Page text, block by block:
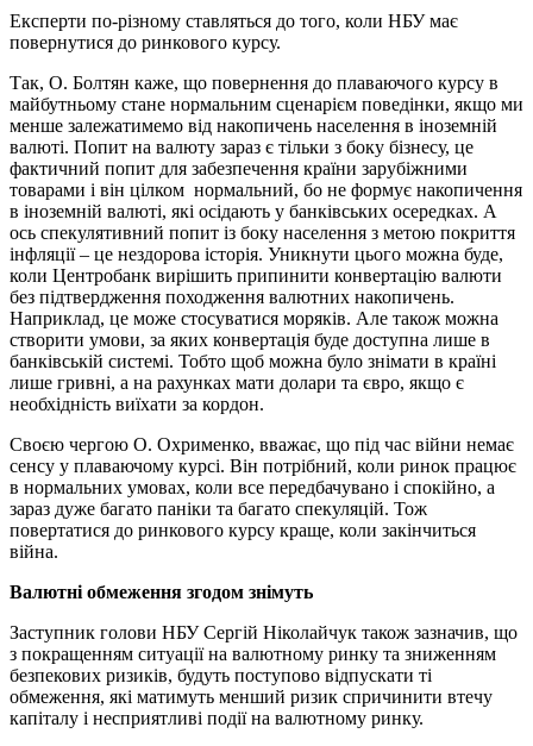
Експерти по-різному ставляться до того, коли НБУ має
повернутися до ринкового курсу.
Так, О. Болтян каже, що повернення до плаваючого курсу в
майбутньому стане нормальним сценарієм поведінки, якщо ми
менше залежатимемо від накопичень населення в іноземній
валюті. Попит на валюту зараз є тільки з боку бізнесу, це
фактичний попит для забезпечення країни зарубіжними
товарами і він цілком нормальний, бо не формує накопичення
в іноземній валюті, які осідають у банківських осередках. А
ось спекулятивний попит із боку населення з метою покриття
інфляції – це нездорова історія. Уникнути цього можна буде,
коли Центробанк вирішить припинити конвертацію валюти
без підтвердження походження валютних накопичень.
Наприклад, це може стосуватися моряків. Але також можна
створити умови, за яких конвертація буде доступна лише в
банківській системі. Тобто щоб можна було знімати в країні
лише гривні, а на рахунках мати долари та євро, якщо є
необхідність виїхати за кордон.
Своєю чергою О. Охрименко, вважає, що під час війни немає
сенсу у плаваючому курсі. Він потрібний, коли ринок працює
в нормальних умовах, коли все передбачувано і спокійно, а
зараз дуже багато паніки та багато спекуляцій. Тож
повертатися до ринкового курсу краще, коли закінчиться
війна.
Валютні обмеження згодом знімуть
Заступник голови НБУ Сергій Ніколайчук також зазначив, що
з покращенням ситуації на валютному ринку та зниженням
безпекових ризиків, будуть поступово відпускати ті
обмеження, які матимуть менший ризик спричинити втечу
капіталу і несприятливі події на валютному ринку.